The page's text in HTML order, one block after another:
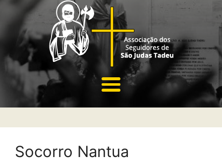
Socorro Nantua